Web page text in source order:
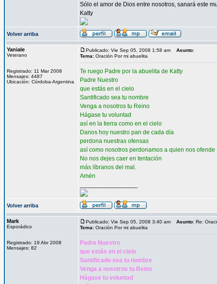
Sólo el amor de Dios entre nosotros, sanará este
Katty
Volver arriba
Yaniale
Veterano
Registrado: 11 Mar 2008
Mensajes: 4487
Ubicación: Córdoba-Argentina
Publicado: Vie Sep 05, 2008 1:58 am Asunto:
Tema: Oración Por mi abuelita
Te ruego Padre por la abuelita de Katty
Padre Nuestro
que estás en el cielo
Santificado sea tu nombre
Venga a nosotros tu Reino
Hágase tu voluntad
así en la tierra como en el cielo
Danos hoy nuestro pan de cada día
perdona nuestras ofensas
así como nosotros perdonamos a quien nos ofende
No nos dejes caer en tentación
más líbranos del mal.
Amén
Volver arriba
Mark
Esporádico
Registrado: 19 Abr 2008
Mensajes: 82
Publicado: Vie Sep 05, 2008 3:40 am Asunto: Re:
Tema: Oración Por mi abuelita
Padre Nuestro
que estás en el cielo
Santificado sea tu nombre
Venga a nosotros tu Reino
Hágase tu voluntad